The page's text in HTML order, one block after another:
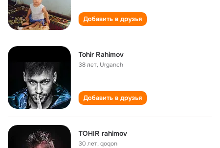
Добавить в друзья
Tohir Rahimov
38 лет, Urganch
Добавить в друзья
TOHIR rahimov
30 лет,qoqon